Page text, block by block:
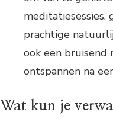
meditatiesessies,
prachtige
ook een bruisend
ontspannen na
Wat kun je